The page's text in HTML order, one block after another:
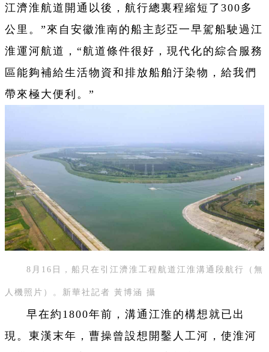
江濟淮航道開通以後，航行總裏程縮短了300多
公里。”來自安徽淮南的船主彭亞一早駕船駛過江
淮運河航道，“航道條件很好，現代化的綜合服務
區能夠補給生活物資和排放船舶汙染物，給我們
帶來極大便利。”
8月16日，船只在引江濟淮工程航道江淮溝通段航行（無
人機照片）。新華社記者 黃博涵 攝
早在約1800年前，溝通江淮的構想就已出
現。東漢末年，曹操曾設想開鑿人工河，使淮河